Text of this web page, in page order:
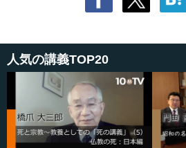
人気の講義TOP20